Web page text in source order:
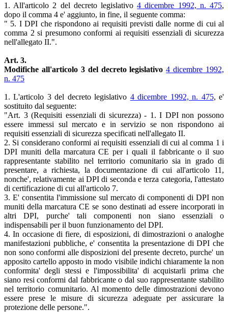
1. All'articolo 2 del decreto legislativo4 dicembre 1992, n. 475,
dopo il comma 4 e' aggiunto, in fine, il seguente comma:
" 5. I DPI che rispondono ai requisiti previsti dalle norme di cui al
comma 2 si presumono conformi ai requisiti essenziali di sicurezza
nell'allegato II.".
Art. 3.
Modifiche all'articolo 3 del decreto legislativo4 dicembre 1992,
n. 475
1. L'articolo 3 del decreto legislativo 4 dicembre 1992, n. 475, e'
sostituito dal seguente:
"Art. 3 (Requisiti essenziali di sicurezza) - 1. I DPI non possono
essere immessi sul mercato e in servizio se non rispondono ai
requisiti essenziali di sicurezza specificati nell'allegato II.
2. Si considerano conformi ai requisiti essenziali di cui al comma 1 i
DPI muniti della marcatura CE per i quali il fabbricante o il suo
rappresentante stabilito nel territorio comunitario sia in grado di
presentare, a richiesta, la documentazione di cui all'articolo 11,
nonche', relativamente ai DPI di seconda e terza categoria, l'attestato
di certificazione di cui all'articolo 7.
3. E' consentita l'immissione sul mercato di componenti di DPI non
muniti della marcatura CE se sono destinati ad essere incorporati in
altri DPI, purche' tali componenti non siano essenziali o
indispensabili per il buon funzionamento del DPI.
4. In occasione di fiere, di esposizioni, di dimostrazioni o analoghe
manifestazioni pubbliche, e' consentita la presentazione di DPI che
non sono conformi alle disposizioni del presente decreto, purche' un
apposito cartello apposto in modo visibile indichi chiaramente la non
conformita' degli stessi e l'impossibilita' di acquistarli prima che
siano resi conformi dal fabbricante o dal suo rappresentante stabilito
nel territorio comunitario. Al momento delle dimostrazioni devono
essere prese le misure di sicurezza adeguate per assicurare la
protezione delle persone.".